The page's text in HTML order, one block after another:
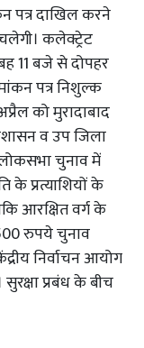
पत्र दाखिल करने
कलेक्ट्रेट
11 बजे से दोपहर
पत्र निशुल्क
को मुरादाबाद
व उप जिला
चुनाव में
के प्रत्याशियों के
आरक्षित वर्ग के
रुपये चुनाव
निर्वाचन आयोग
प्रबंध के बीच